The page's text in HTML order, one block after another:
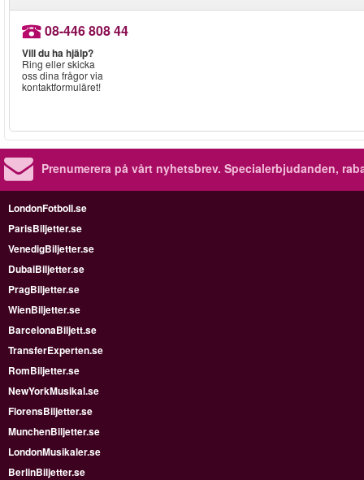
08-446 808 44
Vill du ha hjälp?
Ring eller skicka
oss dina frågor via
kontaktformuläret!
Prenumerera på vårt nyhetsbrev. Specialerbjudanden,
LondonFotboll.se
ParisBiljetter.se
VenedigBiljetter.se
DubaiBiljetter.se
PragBiljetter.se
WienBiljetter.se
BarcelonaBiljett.se
TransferExperten.se
RomBiljetter.se
NewYorkMusikal.se
FlorensBiljetter.se
MunchenBiljetter.se
LondonMusikaler.se
BerlinBiljetter.se